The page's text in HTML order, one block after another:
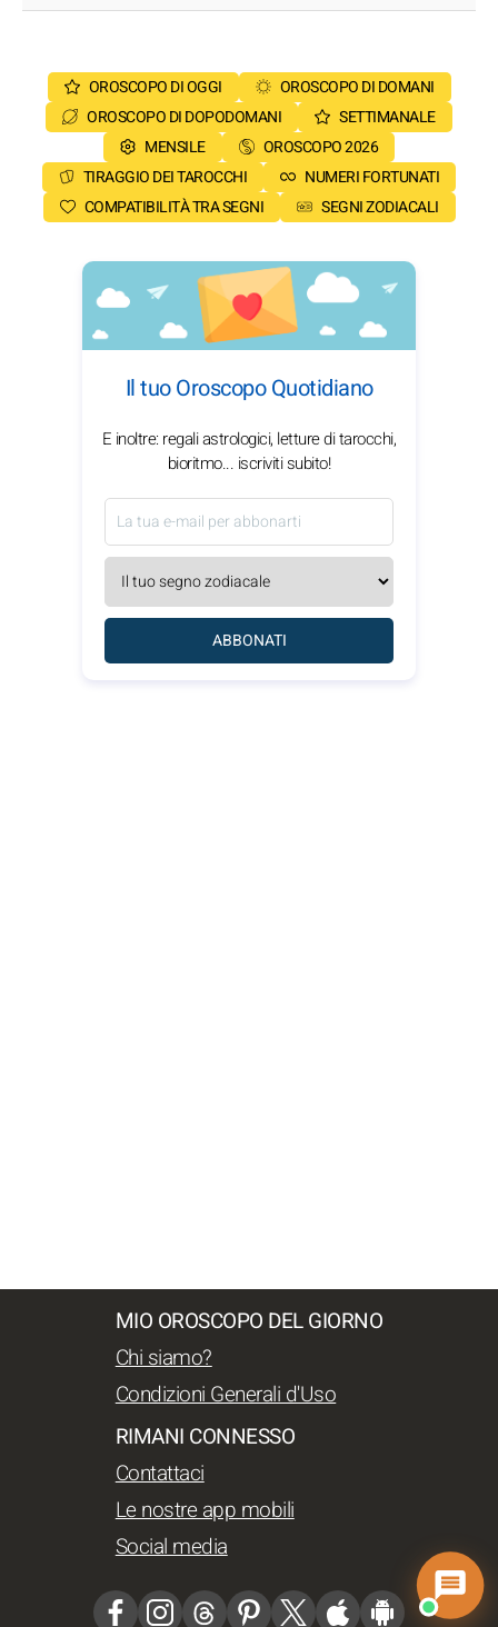
OROSCOPO DI OGGI
OROSCOPO DI DOMANI
OROSCOPO DI DOPODOMANI
SETTIMANALE
MENSILE
OROSCOPO 2026
TIRAGGIO DEI TAROCCHI
NUMERI FORTUNATI
COMPATIBILITÀ TRA SEGNI
SEGNI ZODIACALI
Il tuo Oroscopo Quotidiano
E inoltre: regali astrologici, letture di tarocchi,
bioritmo... iscriviti subito!
ABBONATI
MIO OROSCOPO DEL GIORNO
Chi siamo?
Condizioni Generali d'Uso
RIMANI CONNESSO
Contattaci
Le nostre app mobili
Social media